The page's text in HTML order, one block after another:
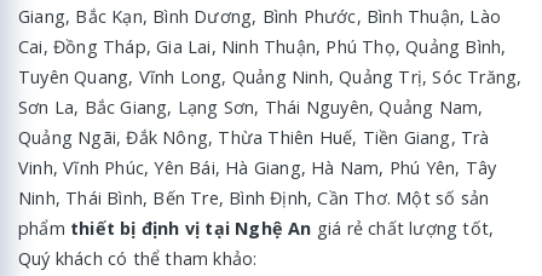
Giang, Bắc Kạn, Bình Dương, Bình Phước, Bình Thuận, Lào
Cai, Đồng Tháp, Gia Lai, Ninh Thuận, Phú Thọ, Quảng Bình,
Tuyên Quang, Vĩnh Long, Quảng Ninh, Quảng Trị, Sóc Trăng,
Sơn La, Bắc Giang, Lạng Sơn, Thái Nguyên, Quảng Nam,
Quảng Ngãi, Đắk Nông, Thừa Thiên Huế, Tiền Giang, Trà
Vinh, Vĩnh Phúc, Yên Bái, Hà Giang, Hà Nam, Phú Yên, Tây
Ninh, Thái Bình, Bến Tre, Bình Định, Cần Thơ. Một số sản
phẩm thiết bị định vị tại Nghệ An giá rẻ chất lượng tốt,
Quý khách có thể tham khảo: